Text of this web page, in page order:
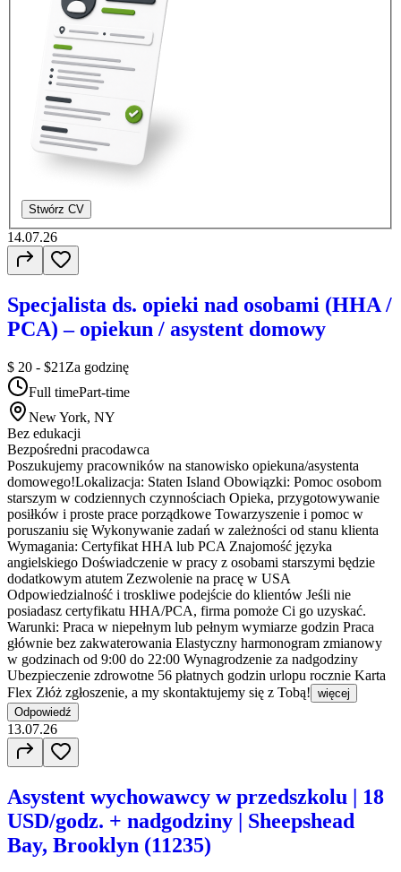
Stwórz CV
14.07.26
Specjalista ds. opieki nad osobami (HHA /
PCA) – opiekun / asystent domowy
$ 20 - $21 Za godzinę
Full timePart-time
New York, NY
Bez edukacji
Bezpośredni pracodawca
Poszukujemy pracowników na stanowisko opiekuna/asystenta
domowego!Lokalizacja: Staten Island Obowiązki: Pomoc osobom
starszym w codziennych czynnościach Opieka, przygotowywanie
posiłków i proste prace porządkowe Towarzyszenie i pomoc w
poruszaniu się Wykonywanie zadań w zależności od stanu klienta
Wymagania: Certyfikat HHA lub PCA Znajomość języka
angielskiego Doświadczenie w pracy z osobami starszymi będzie
dodatkowym atutem Zezwolenie na pracę w USA
Odpowiedzialność i troskliwe podejście do klientów Jeśli nie
posiadasz certyfikatu HHA/PCA, firma pomoże Ci go uzyskać.
Warunki: Praca w niepełnym lub pełnym wymiarze godzin Praca
głównie bez zakwaterowania Elastyczny harmonogram zmianowy
w godzinach od 9:00 do 22:00 Wynagrodzenie za nadgodziny
Ubezpieczenie zdrowotne 56 płatnych godzin urlopu rocznie Karta
Flex Złóż zgłoszenie, a my skontaktujemy się z Tobą! więcej
Odpowiedź
13.07.26
Asystent wychowawcy w przedszkolu | 18
USD/godz. + nadgodziny | Sheepshead
Bay, Brooklyn (11235)